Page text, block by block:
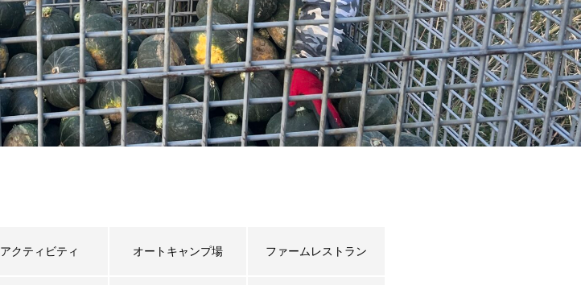
アクティビティ オートキャンプ場 ファームレストラン